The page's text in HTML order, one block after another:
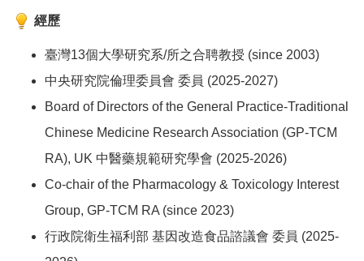
經歷
臺灣13個大學研究系/所之合聘教授 (since 2003)
中央研究院倫理委員會 委員 (2025-2027)
Board of Directors of the General Practice-Traditional
Chinese Medicine Research Association (GP-TCM
RA), UK 中醫藥規範研究學會 (2025-2026)
Co-chair of the Pharmacology & Toxicology Interest
Group, GP-TCM RA (since 2023)
行政院衛生福利部 基因改造食品諮議會 委員 (2025-